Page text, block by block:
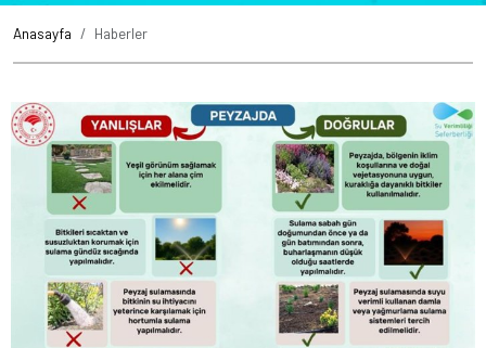
Anasayfa Haberler